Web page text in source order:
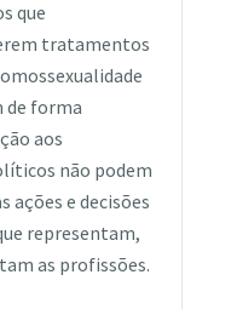
que
tratamentos
de forma
aos
não podem
ações e decisões
representam,
as profissões.